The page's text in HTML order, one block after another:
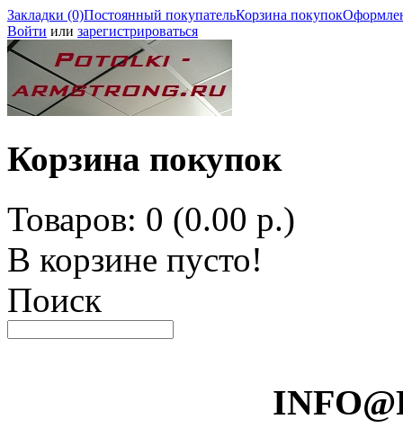
Закладки (0)Постоянный покупательКорзина покупок
Войти или зарегистрироваться
Корзина покупок
Товаров: 0 (0.00 р.)
В корзине пусто!
Поиск